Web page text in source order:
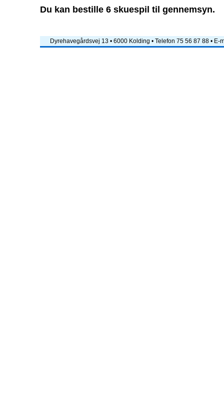
Du kan bestille 6 skuespil til gennemsyn.
Dyrehavegårdsvej 13 • 6000 Kolding • Telefon 75 56 87 88 • E-